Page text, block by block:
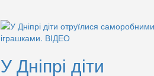
У Дніпрі діти